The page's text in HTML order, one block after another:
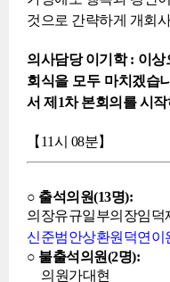
것으로 간략하게 개회
의사담당 이기학 : 이상
회식을 모두 마치겠습
서 제1차 본회의를 시
【11시 08분】
○ 출석의원(13명):
의장유규일부의장임덕
신준범안상환원덕연 이
○ 불출석의원(2명):
의원가대현